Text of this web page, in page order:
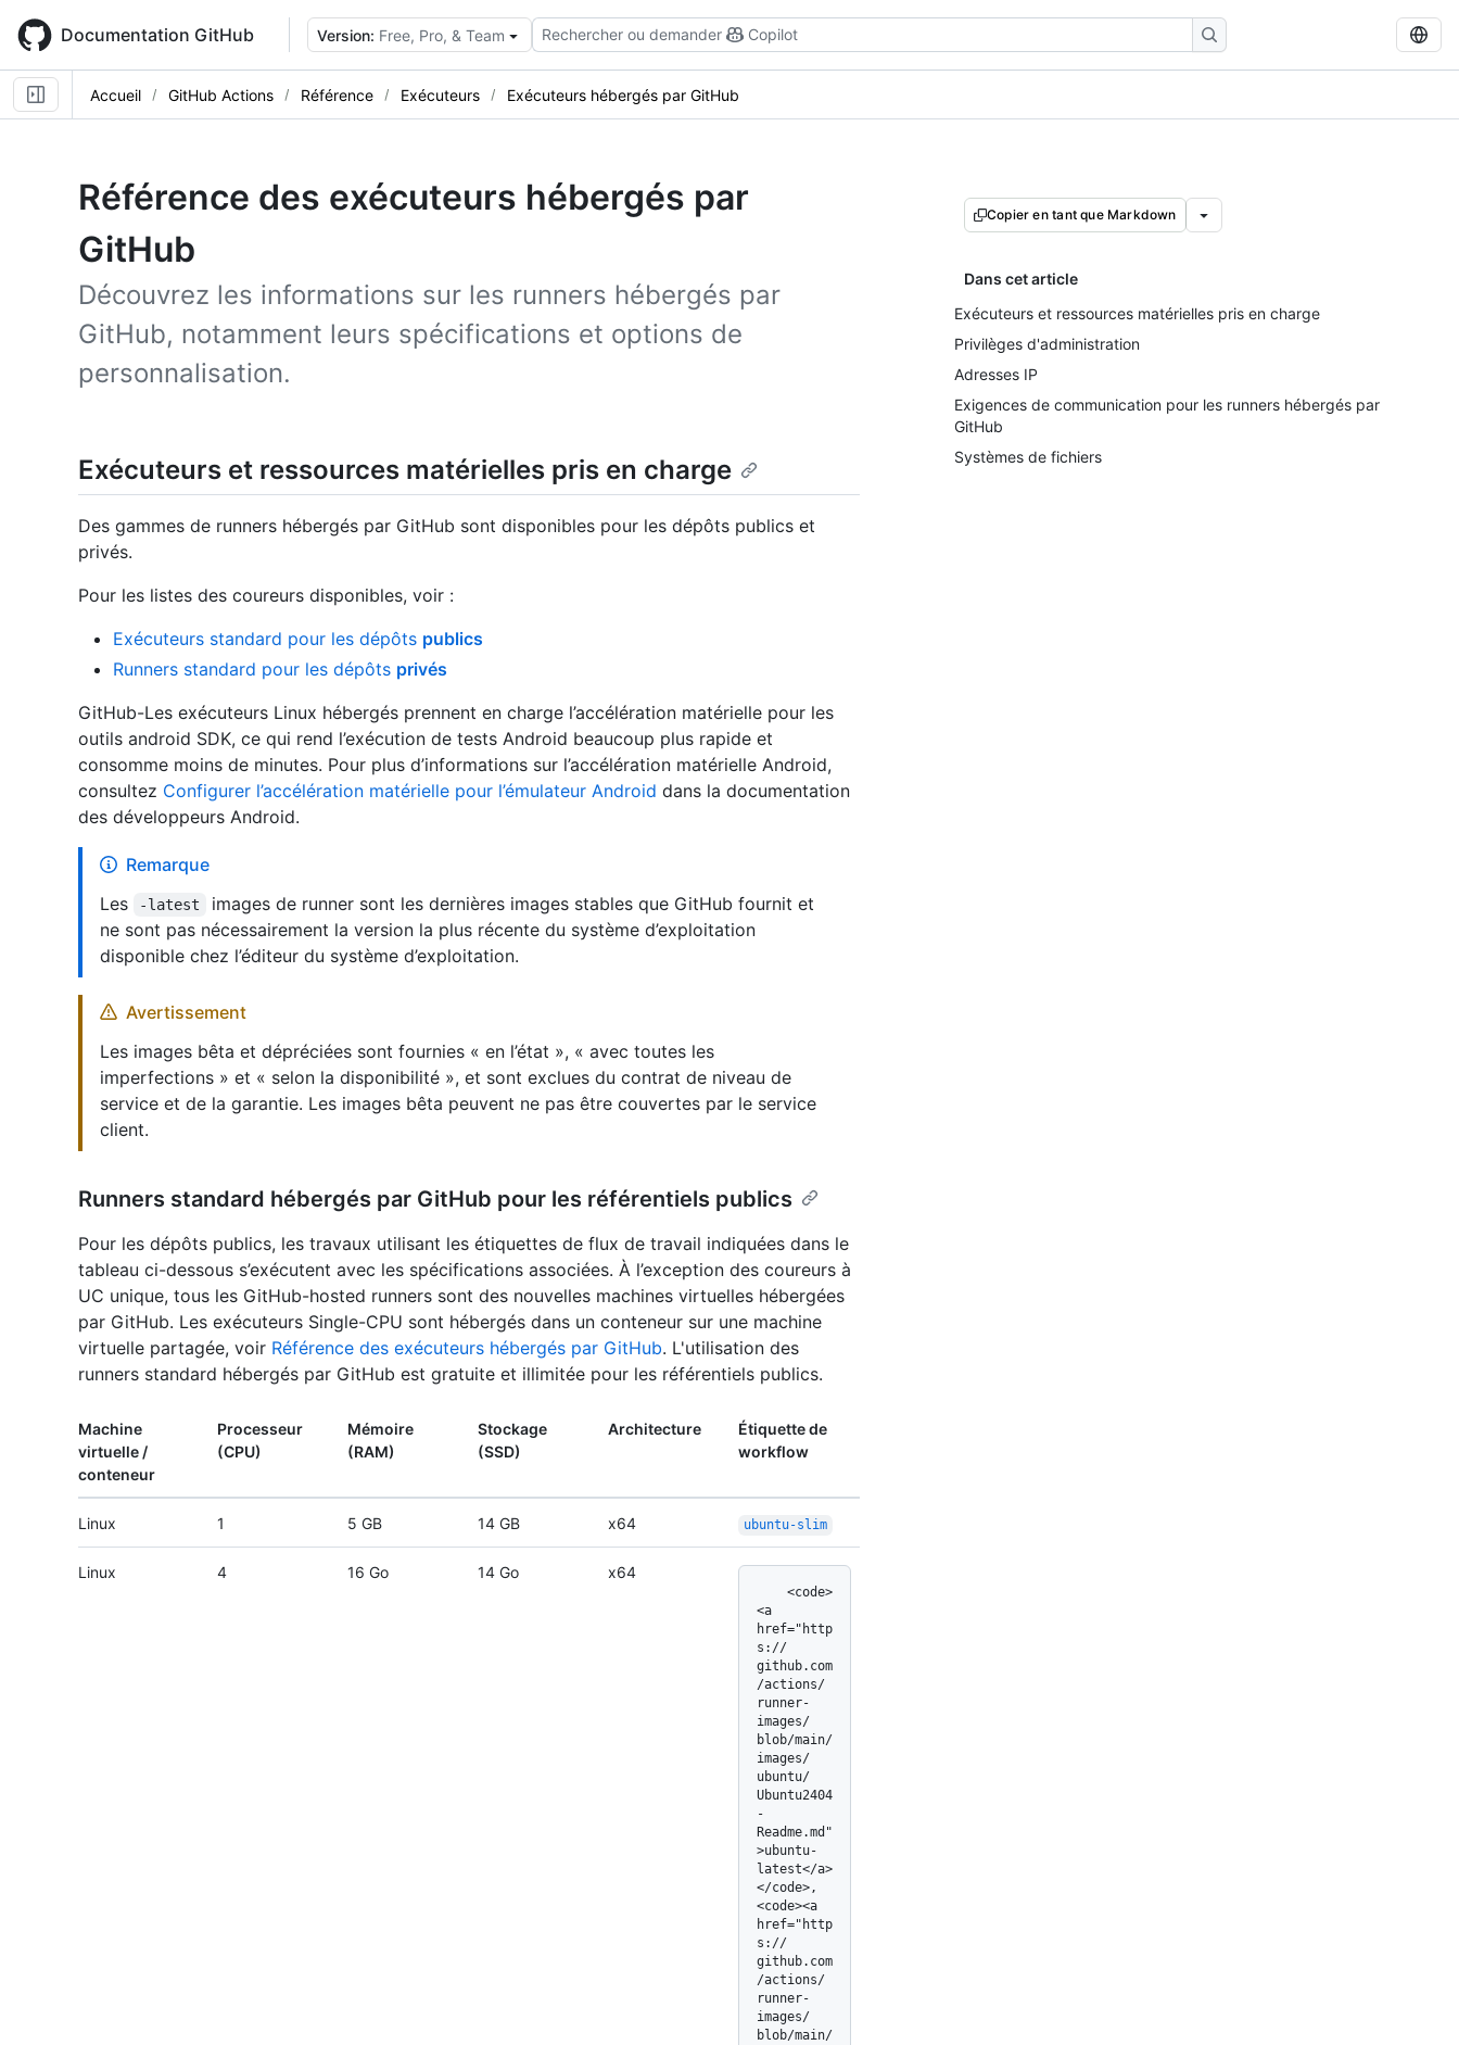
main
content
Documentation GitHub Version: Free, Pro, & Team Rechercher ou demander Copilot
Accueil GitHub Actions Référence Exécuteurs Exécuteurs hébergés par GitHub
Référence des exécuteurs hébergés par
GitHub
Découvrez les informations sur les runners hébergés par
GitHub, notamment leurs spécifications et options de
personnalisation.
Copier en tant que Markdown
Dans cet article
Exécuteurs et ressources matérielles pris en charge
Privilèges d'administration
Adresses IP
Exigences de communication pour les runners hébergés par
GitHub
Systèmes de fichiers
Exécuteurs et ressources matérielles pris en charge
Des gammes de runners hébergés par GitHub sont disponibles pour les dépôts publics et
privés.
Pour les listes des coureurs disponibles, voir :
Exécuteurs standard pour les dépôts publics
Runners standard pour les dépôts privés
GitHub-Les exécuteurs Linux hébergés prennent en charge l’accélération matérielle pour les
outils android SDK, ce qui rend l’exécution de tests Android beaucoup plus rapide et
consomme moins de minutes. Pour plus d’informations sur l’accélération matérielle Android,
consultez Configurer l’accélération matérielle pour l’émulateur Android dans la documentation
des développeurs Android.
Remarque
Les
-latest
images de runner sont les dernières images stables que GitHub fournit et
ne sont pas nécessairement la version la plus récente du système d’exploitation
disponible chez l’éditeur du système d’exploitation.
Avertissement
Les images bêta et dépréciées sont fournies « en l’état », « avec toutes les
imperfections » et « selon la disponibilité », et sont exclues du contrat de niveau de
service et de la garantie. Les images bêta peuvent ne pas être couvertes par le service
client.
Runners standard hébergés par GitHub pour les référentiels publics
Pour les dépôts publics, les travaux utilisant les étiquettes de flux de travail indiquées dans le
tableau ci-dessous s’exécutent avec les spécifications associées. À l’exception des coureurs à
UC unique, tous les GitHub-hosted runners sont des nouvelles machines virtuelles hébergées
par GitHub. Les exécuteurs Single-CPU sont hébergés dans un conteneur sur une machine
virtuelle partagée, voir Référence des exécuteurs hébergés par GitHub. L'utilisation des
runners standard hébergés par GitHub est gratuite et illimitée pour les référentiels publics.
Machine
virtuelle /
conteneur
Processeur
(CPU)
Mémoire
(RAM)
Stockage
(SSD)
Architecture
Étiquette de
workflow
Linux 1 5 GB 14 GB x64 ubuntu-slim
Linux 4 16 Go 14 Go x64
<a
href="http
s://
github.com
/actions/
runner-
images/
blob/main/
images/
ubuntu/
Ubuntu2404
-
Readme.md"
>ubuntu-
latest</a>
</code>,
<code><a
href="http
s://
github.com
/actions/
runner-
images/
blob/main/